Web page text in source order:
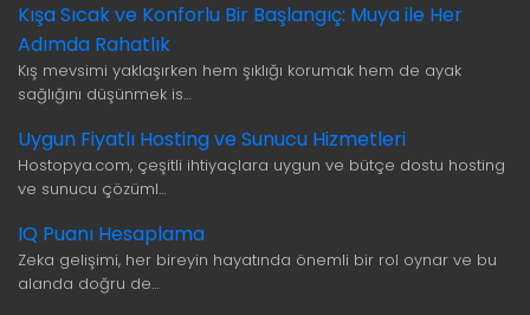
Kışa Sıcak ve Konforlu Bir Başlangıç: Muya ile Her
Adımda Rahatlık
Kış mevsimi yaklaşırken hem şıklığı korumak hem de ayak
sağlığını düşünmek is…
Uygun Fiyatlı Hosting ve Sunucu Hizmetleri
Hostopya.com, çeşitli ihtiyaçlara uygun ve bütçe dostu hosting
ve sunucu çözüml…
IQ Puanı Hesaplama
Zeka gelişimi, her bireyin hayatında önemli bir rol oynar ve bu
alanda doğru de…